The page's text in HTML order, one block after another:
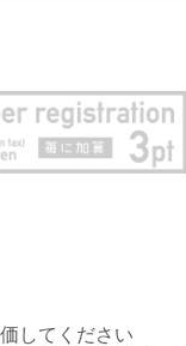
してください